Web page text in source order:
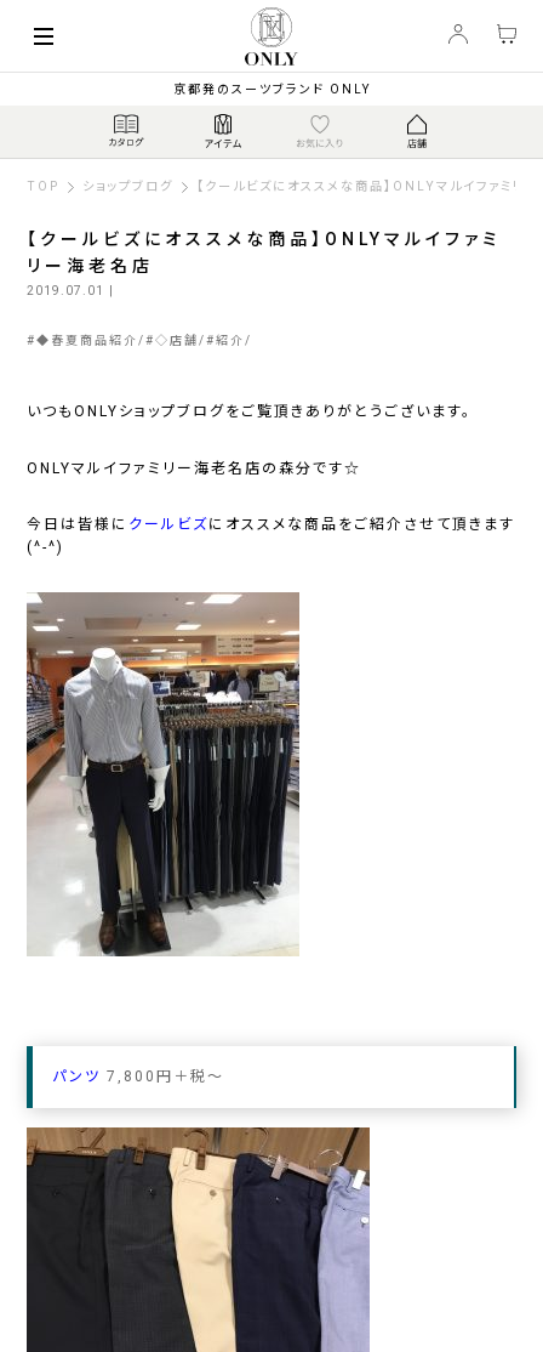
京都発のスーツブランド ONLY
TOP ショップブログ 【クールビズにオススメな商品】ONLYマルイファミリ
【クールビズにオススメな商品】ONLYマルイファミ
リー海老名店
2019.07.01 |
#◆春夏商品紹介 #◇店舗 #紹介
いつもONLYショップブログをご覧頂きありがとうございます。
ONLYマルイファミリー海老名店の森分です☆
今日は皆様に クール ビズにオススメな商品をご紹介させて頂きます
(^-^)
パンツ 7,800円＋税〜